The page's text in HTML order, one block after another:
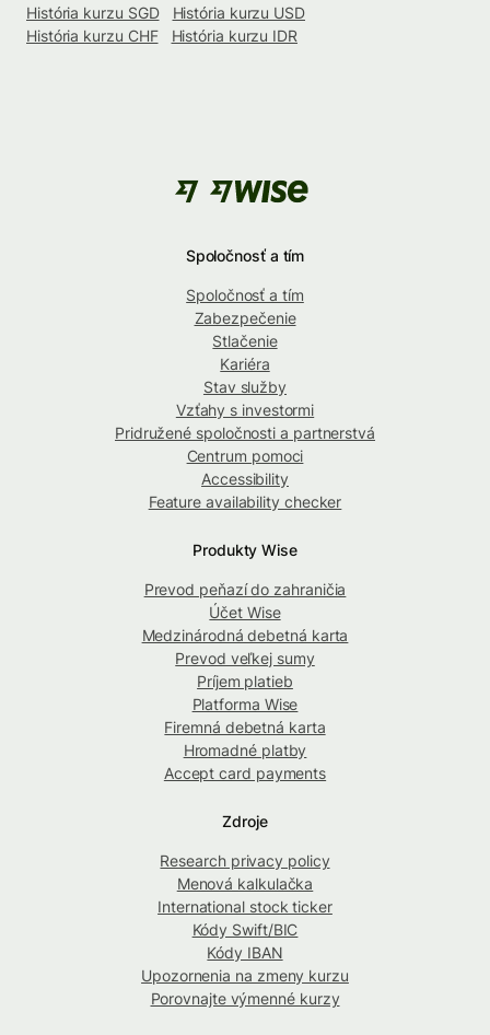
História kurzu SGD
História kurzu USD
História kurzu CHF
História kurzu IDR
Spoločnosť a tím
Spoločnosť a tím
Zabezpečenie
Stlačenie
Kariéra
Stav služby
Vzťahy s investormi
Pridružené spoločnosti a partnerstvá
Centrum pomoci
Accessibility
Feature availability checker
Produkty Wise
Prevod peňazí do zahraničia
Účet Wise
Medzinárodná debetná karta
Prevod veľkej sumy
Príjem platieb
Platforma Wise
Firemná debetná karta
Hromadné platby
Accept card payments
Zdroje
Research privacy policy
Menová kalkulačka
International stock ticker
Kódy Swift/BIC
Kódy IBAN
Upozornenia na zmeny kurzu
Porovnajte výmenné kurzy